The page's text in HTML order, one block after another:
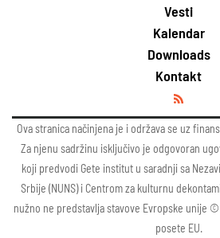
Vesti
Kalendar
Downloads
Kontakt
Ova stranica načinjena je i održava se uz
Za njenu sadržinu isključivo je odgovoran
koji predvodi Gete institut u saradnji sa
Srbije (NUNS) i Centrom za kulturnu
nužno ne predstavlja stavove Evropske unije
posete EU.